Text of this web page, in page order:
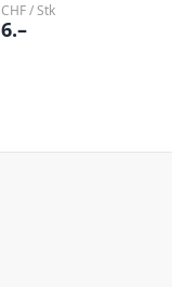
CHF / Stk
6.–